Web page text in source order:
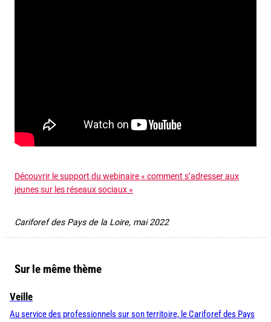
Découvrir le support du webinaire « comment s’adresser aux
jeunes sur les réseaux sociaux »
Cariforef des Pays de la Loire, mai 2022
Sur le même thème
Veille
Au service des professionnels sur son territoire, le Cariforef des Pays